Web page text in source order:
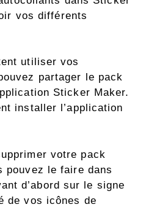
vos différents
utiliser vos
partager le pack
Sticker Maker.
installer l’application
votre pack
pouvez le faire dans
d’abord sur le signe
de vos icônes de